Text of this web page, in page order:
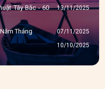
Tây Bắc - 60
13/11/2025
Tháng 07/11/2025
10/10/2025
23/09/2025